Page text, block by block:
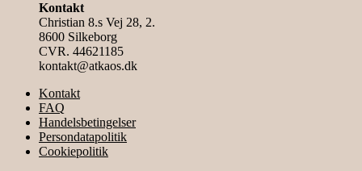
Kontakt
Christian 8.s Vej 28, 2.
8600 Silkeborg
CVR. 44621185
kontakt@atkaos.dk
Kontakt
FAQ
Handelsbetingelser
Persondatapolitik
Cookiepolitik